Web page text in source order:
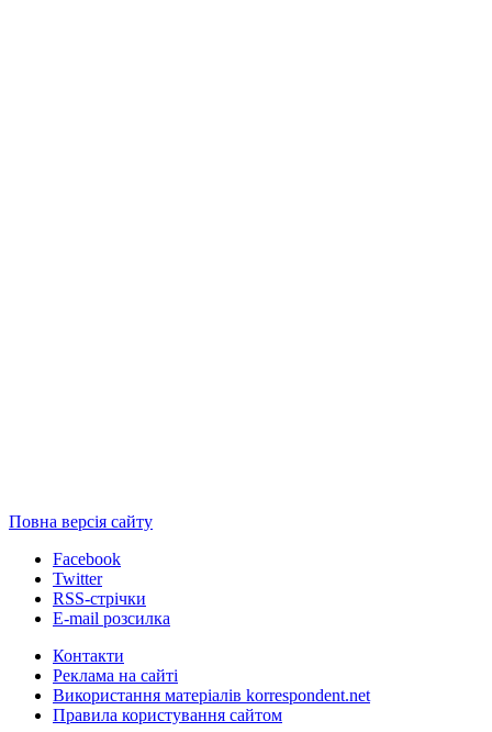
Повна версія сайту
Facebook
Twitter
RSS-стрічки
E-mail розсилка
Контакти
Реклама на сайті
Використання матеріалів korrespondent.net
Правила користування сайтом